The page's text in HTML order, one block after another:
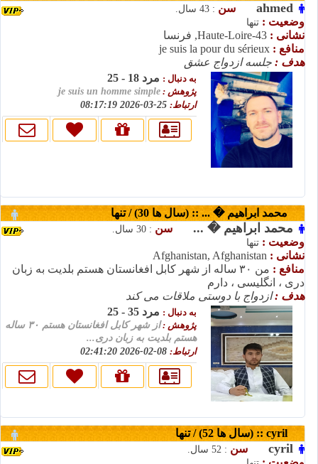
ahmed سن : 43 سال.
وضعیت : تنها
نشانی : Haute-Loire-43, فرنسا
منافع : je suis la pour du sérieux
هدف : جلسه ازدواج عشق
به دنبال : مرد 18 - 25
پژوهش : je suis un homme simple
ارتباط:
محمد ابراهیم � ... :: (سال ها 30) / تنها
محمد ابراهیم � ... سن : 30 سال.
وضعیت : تنها
نشانی : Afghanistan, Afghanistan
منافع :
من ۳۰ ساله از شهر کابل افغانستان هستم بلدیت به زبان
دری ، انگلیسی ، دارم
هدف :ازدواج با دوستی ملاقات می کند
به دنبال : مرد 35 - 25
پژوهش :
از شهر کابل افغانستان هستم ۳۰ ساله
هستم بلدیت به زبان دری...
ارتباط:
cyril :: (سال ها 52) / تنها
cyril سن : 52 سال.